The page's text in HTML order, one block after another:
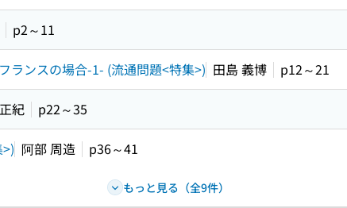
p2～11
ランスの場合-1- (流通問題<特集>) 田島 義博 p12～21
紀 p22～35
阿部 周造 p36～41
もっと見る（全9件）